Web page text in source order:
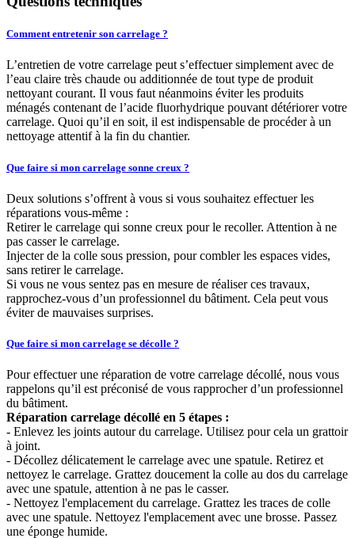
Comment entretenir son carrelage ?
L’entretien de votre carrelage peut s’effectuer simplement avec de
l’eau claire très chaude ou additionnée de tout type de produit
nettoyant courant. Il vous faut néanmoins éviter les produits
ménagés contenant de l’acide fluorhydrique pouvant détériorer votre
carrelage. Quoi qu’il en soit, il est indispensable de procéder à un
nettoyage attentif à la fin du chantier.
Que faire si mon carrelage sonne creux ?
Deux solutions s’offrent à vous si vous souhaitez effectuer les
réparations vous-même :
Retirer le carrelage qui sonne creux pour le recoller. Attention à ne
pas casser le carrelage.
Injecter de la colle sous pression, pour combler les espaces vides,
sans retirer le carrelage.
Si vous ne vous sentez pas en mesure de réaliser ces travaux,
rapprochez-vous d’un professionnel du bâtiment. Cela peut vous
éviter de mauvaises surprises.
Que faire si mon carrelage se décolle ?
Pour effectuer une réparation de votre carrelage décollé, nous vous
rappelons qu’il est préconisé de vous rapprocher d’un professionnel
du bâtiment.
Réparation carrelage décollé en 5 étapes :
- Enlevez les joints autour du carrelage. Utilisez pour cela un grattoir
à joint.
- Décollez délicatement le carrelage avec une spatule. Retirez et
nettoyez le carrelage. Grattez doucement la colle au dos du carrelage
avec une spatule, attention à ne pas le casser.
- Nettoyez l'emplacement du carrelage. Grattez les traces de colle
avec une spatule. Nettoyez l'emplacement avec une brosse. Passez
une éponge humide.